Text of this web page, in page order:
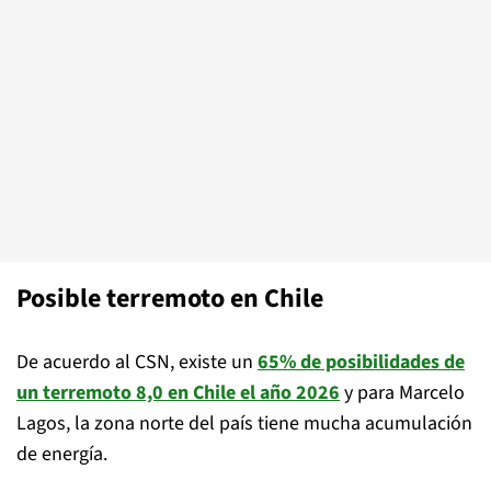
Posible terremoto en Chile
De acuerdo al CSN, existe un 65% de posibilidades de
un terremoto 8,0 en Chile el año 2026y para Marcelo
Lagos, la zona norte del país tiene mucha acumulación
de energía.